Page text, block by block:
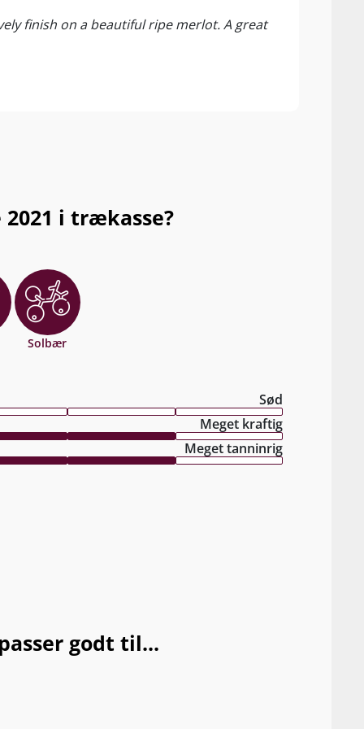
finish on a beautiful ripe merlot. A great
2021 i trækasse?
Solbær
Sød
Meget kraftig
Meget tanninrig
godt til...